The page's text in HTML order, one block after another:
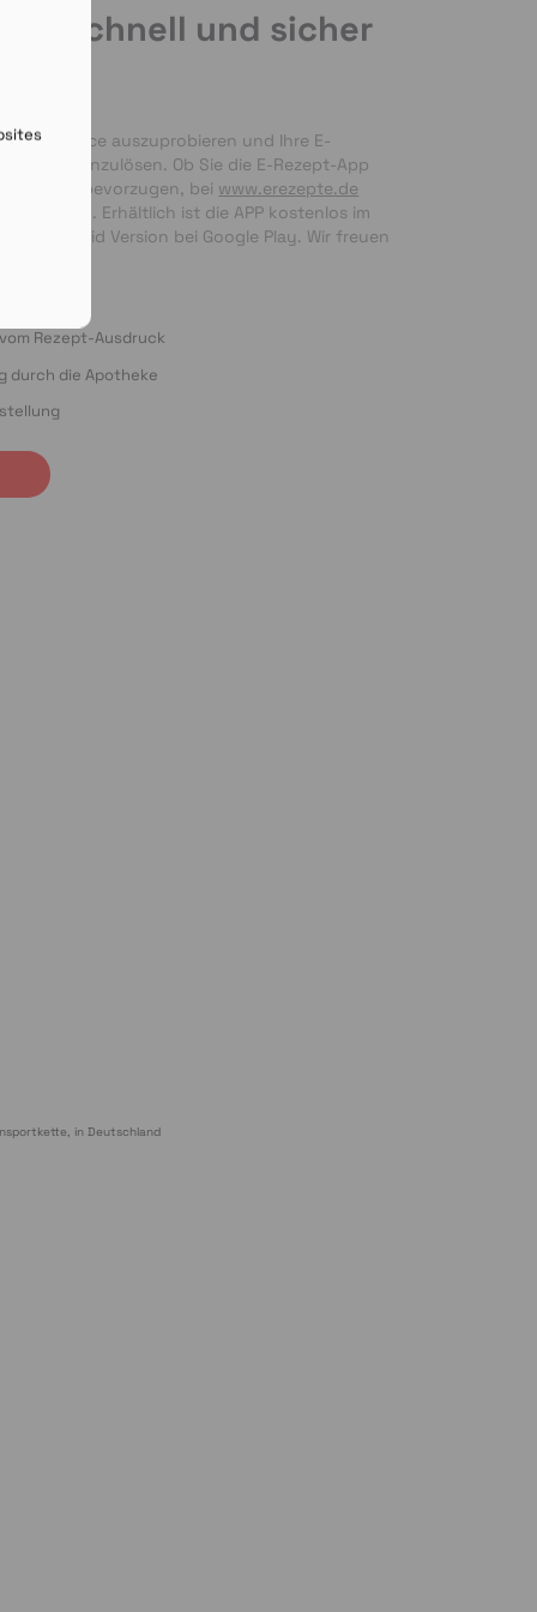
schnell und sicher
Service auszuprobieren und Ihre E-
bequem einzulösen. Ob Sie die E-Rezept-App
per Foto bevorzugen, bei www.erezepte.de
Händen. Erhältlich ist die APP kostenlos im
als Android Version bei Google Play. Wir freuen
Rezept-Ausdruck
durch die Apotheke
in Deutschland